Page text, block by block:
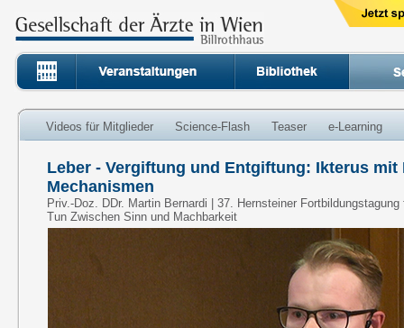
Videos für Mitglieder Science-Flash Teaser e-Learning
Leber - Vergiftung und Entgiftung: Ikterus
Mechanismen
Priv.-Doz. DDr. Martin Bernardi | 37. Hernsteiner
Tun Zwischen Sinn und Machbarkeit